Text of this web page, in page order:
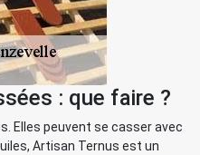
: que faire ?
Elles peuvent se casser avec
Artisan Ternus est un